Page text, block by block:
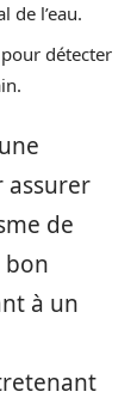
de l’eau.
détecter
assurer
de
bon
à un